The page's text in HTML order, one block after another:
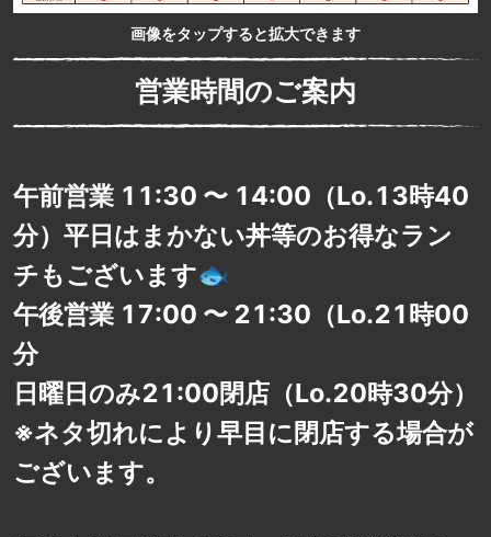
画像をタップすると拡大できます
営業時間のご案内
午前営業 11:30 〜 14:00（Lo.13時40
分）平日はまかない丼等のお得なラン
チもございます🐟
午後営業 17:00 〜 21:30（Lo.21時00
分
日曜日のみ21:00閉店（Lo.20時30分）
※ネタ切れにより早目に閉店する場合が
ございます。